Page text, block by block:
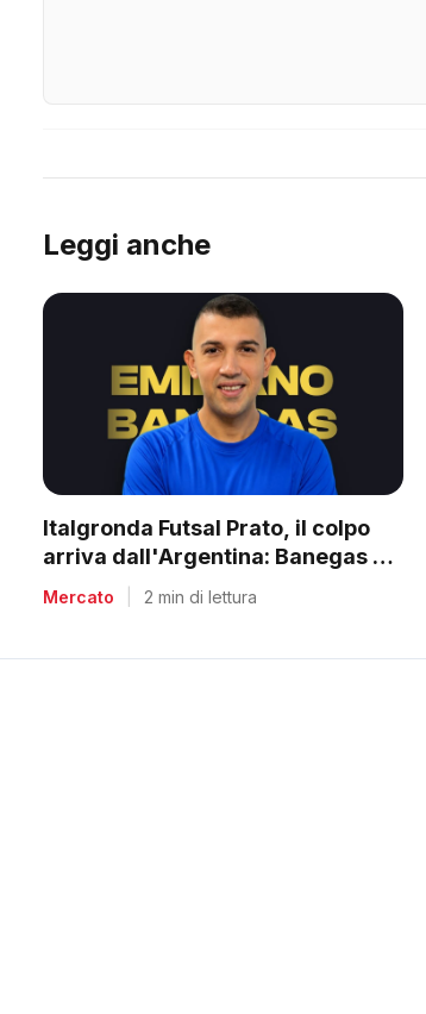
Leggi anche
Italgronda Futsal Prato, il colpo
arriva dall'Argentina: Banegas è il
nuovo leader dei biancazzurri
Mercato 2 min di lettura